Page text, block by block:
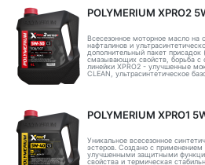
POLYMERIUM XPRO2
Всесезонное моторное масло на
нафталинов и
дополнительный пакет
смазывающих свойств, борьба с
линейки XPRO2 - улучшенные
CLEAN, ультрасинтетическое
POLYMERIUM XPRO1
Уникальное всесезонное
эстеров. Создано с применением
улучшенными защитными
свойства и термическая